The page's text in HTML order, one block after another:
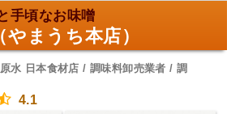
手頃なお味噌
やまうち本店）
水 日本食材店 / 調味料卸売業者 / 調
4.1